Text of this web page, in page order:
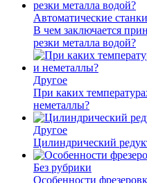
Автоматические станки
В чем заключается
резки металла водой?
Другое
При каких
неметаллы?
Другое
Цилиндрический
Без рубрики
Особенности